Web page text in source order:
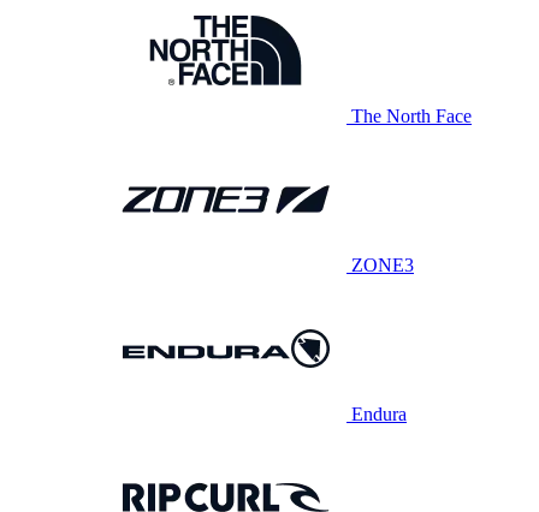
The North Face
ZONE3
Endura